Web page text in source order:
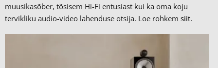
muusikasõber, tõsisem Hi-Fi entusiast kui ka oma koju
tervikliku audio-video lahenduse otsija. Loe rohkem siit.